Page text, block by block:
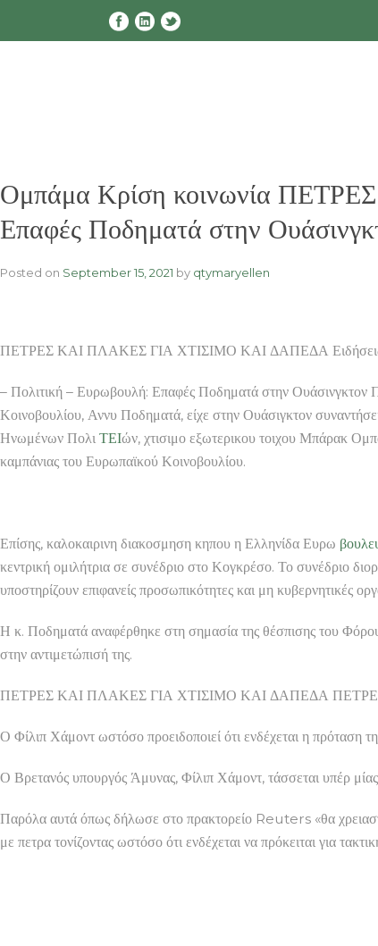
Ομπάμα Κρίση κοινωνία
Επαφές Ποδηματά στην
Posted on September 15, 2021 by qtymaryellen
ΠΕΤΡΕΣ ΚΑΙ ΠΛΑΚΕΣ ΓΙΑ ΧΤΙΣΙΜΟ ΚΑΙ ΔΑΠΕΔΑ Ειδήσεις από
– Πολιτική – Ευρωβουλή: Επαφές Ποδηματά στην
Κοινοβουλίου, Αννυ Ποδηματά, είχε στην Ουάσιγκτον
Ηνωμένων Πολι ΤΕΙών, χτισιμο εξωτερικου τοιχου Μπάρακ
καμπάνιας του Ευρωπαϊκού Κοινοβουλίου.
Επίσης, καλοκαιρινη διακοσμηση κηπου η Ελληνίδα Ευρω
κεντρική ομιλήτρια σε συνέδριο στο Κογκρέσο. Το συνέδριο
υποστηρίζουν επιφανείς προσωπικότητες και μη κυβερνητικές
Η κ. Ποδηματά αναφέρθηκε στη σημασία της θέσπισης του Φόρου,
στην αντιμετώπισή της.
ΠΕΤΡΕΣ ΚΑΙ ΠΛΑΚΕΣ ΓΙΑ ΧΤΙΣΙΜΟ ΚΑΙ ΔΑΠΕΔΑ ΠΕΤΡΕΣ
Ο Φίλιπ Χάμοντ ωστόσο προειδοποιεί ότι ενδέχεται η πρόταση
Ο Βρετανός υπουργός Άμυνας, Φίλιπ Χάμοντ, τάσσεται υπέρ
Παρόλα αυτά όπως δήλωσε στο πρακτορείο Reuters «θα
με πετρα τονίζοντας ωστόσο ότι ενδέχεται να πρόκειται για